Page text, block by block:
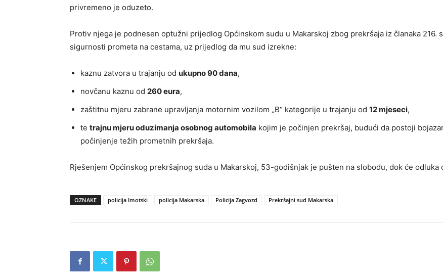
privremeno je oduzeto.
Protiv njega je podnesen optužni prijedlog Općinskom sudu u Makarskoj zbog prekršaja iz članaka 216.
sigurnosti prometa na cestama, uz prijedlog da mu sud izrekne:
kaznu zatvora u trajanju od ukupno 90 dana,
novčanu kaznu od 260 eura,
zaštitnu mjeru zabrane upravljanja motornim vozilom „B“ kategorije u trajanju od 12 mjeseci,
te trajnu mjeru oduzimanja osobnog automobila kojim je počinjen prekršaj, budući da postoji
počinjenje težih prometnih prekršaja.
Rješenjem Općinskog prekršajnog suda u Makarskoj, 53-godišnjak je pušten na slobodu, dok će odluka
OZNAKE policija Imotski policija Makarska Policija Zagvozd Prekršajni sud Makarska